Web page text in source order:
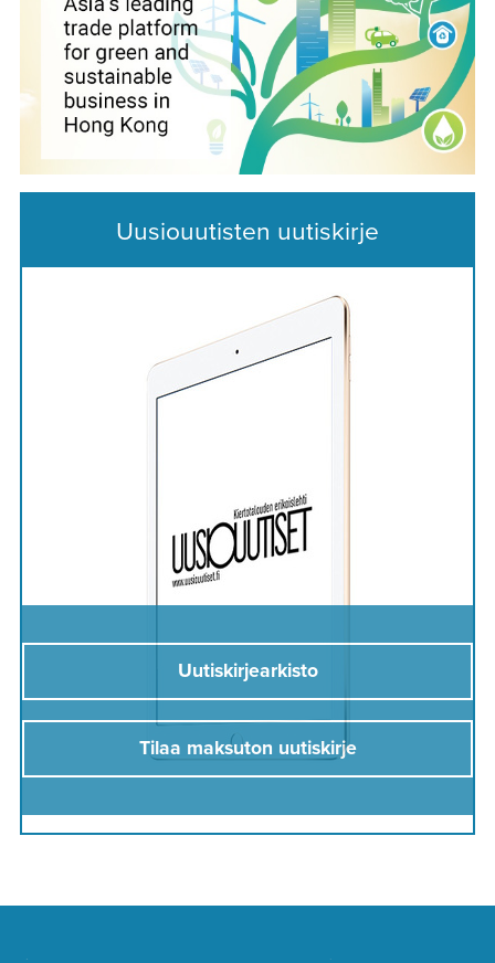
Uusiouutisten uutiskirje
Uutiskirjearkisto
Tilaa maksuton uutiskirje